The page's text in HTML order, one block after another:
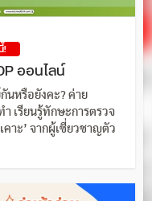
!
ออนไลน์
นหรือยังคะ? ค่าย
ำ เรียนรู้ทักษะการตรวจ
คาะ’ จากผู้เชี่ยวชาญตัว